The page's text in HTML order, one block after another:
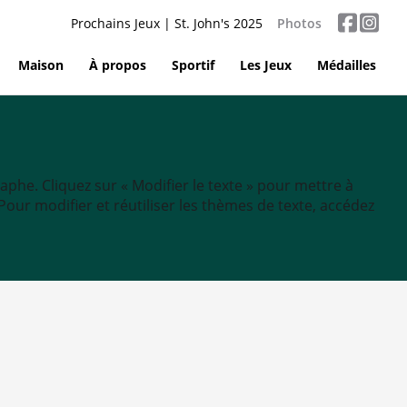
Prochains Jeux | St. John's 2025 Photos
Maison À propos Sportif Les Jeux Médailles
Cliquez sur « Modifier le texte » pour mettre à
modifier et réutiliser les thèmes de texte, accédez